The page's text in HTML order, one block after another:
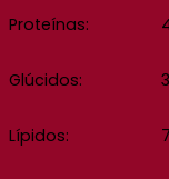
Proteínas:
Glúcidos:
Lípidos: